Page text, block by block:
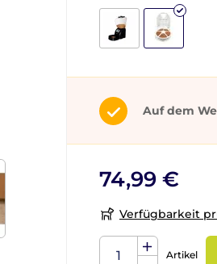
Auf dem
74,99 €
Verfügbarkeit
Artikel